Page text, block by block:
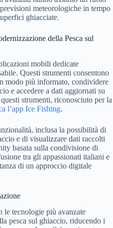
meteorologiche in tempo
ghiacciate.
della Pesca sul
mobili dedicate
Questi strumenti consentono
modo più informato, condividere
e accedere a dati aggiornati su
strumenti, riconosciuto per la
l’app Ice Fishing.
inclusa la possibilità di
e di visualizzare dati raccolti
basata sulla condivisione di
tra gli appassionati italiani e
di un approccio digitale
le tecnologie più avanzate
pesca sul ghiaccio, riducendo i